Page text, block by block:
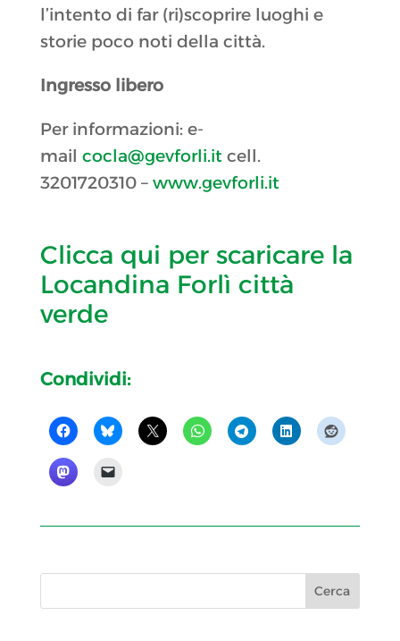
l’intento di far (ri)scoprire luoghi e
storie poco noti della città.
Ingresso libero
Per informazioni: e-
mail cocla@gevforli.itcell.
3201720310 – www.gevforli.it
Clicca qui per scaricare la
Locandina Forlì città
verde
Condividi: